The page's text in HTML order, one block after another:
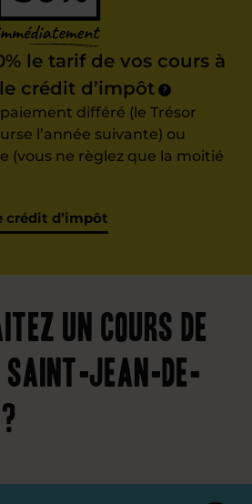
le tarif de vos cours à
crédit d’impôt
?
paiement différé (le Trésor
l’année suivante) ou
(vous ne règlez que la moitié
crédit d’impôt
un cours de
Jean-de-